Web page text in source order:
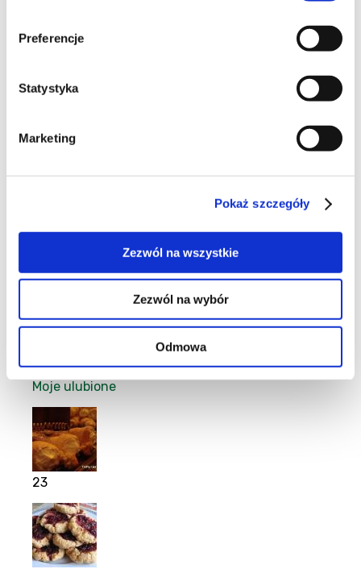
Preferencje
Statystyka
Marketing
Pokaż szczegóły
Zezwól na wszystkie
Zezwól na wybór
Odmowa
Moje ulubione
23
6
1
Moje ulubione
23